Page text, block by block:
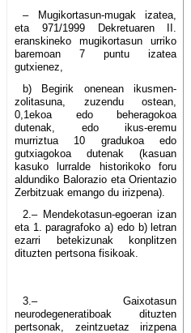
– Mugikortasun-mugak izatea,
eta 971/1999 Dekretuaren II.
eranskineko mugikortasun urriko
baremoan 7 puntu izatea
gutxienez,
b) Begirik onenean ikusmen-
zolitasuna, zuzendu ostean,
0,1ekoa edo beheragokoa
dutenak, edo ikus-eremu
murriztua 10 gradukoa edo
gutxiagokoa dutenak (kasuan
kasuko lurralde historikoko foru
aldundiko Balorazio eta Orientazio
Zerbitzuak emango du irizpena).
2.– Mendekotasun-egoeran izan
eta 1. paragrafoko a) edo b) letran
ezarri betekizunak konplitzen
dituzten pertsona fisikoak.
3.– Gaixotasun
neurodegeneratiboak dituzten
pertsonak, zeintzuetaz irizpena